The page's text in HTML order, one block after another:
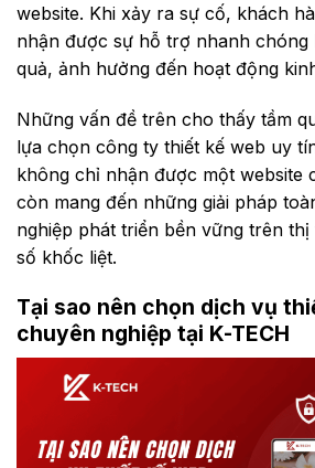
website. Khi xảy ra sự cố, khách
nhận được sự hỗ trợ nhanh chóng
quả, ảnh hưởng đến hoạt động
Những vấn đề trên cho thấy tầm
lựa chọn công ty thiết kế web uy
không chỉ nhận được một website
còn mang đến những giải pháp
nghiệp phát triển bền vững trên
số khốc liệt.
Tại sao nên chọn dịch vụ
chuyên nghiệp tại K-TECH